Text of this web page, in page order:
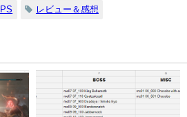
レビュー＆感想